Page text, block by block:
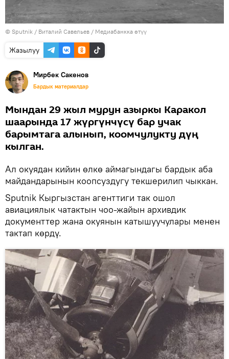
© Sputnik / Виталий Савельев / Медиабанкка өтүү
Жазылуу
Мирбек Сакенов
Бардык материалдар
Мындан 29 жыл мурун азыркы Каракол
шаарында 17 жүргүнчүсү бар учак
барымтага алынып, коомчулукту дүң
кылган.
Ал окуядан кийин өлкө аймагындагы бардык аба
майдандарынын коопсуздугу текшерилип чыккан.
Sputnik Кыргызстан агенттиги так ошол
авиациялык чатактын чоо-жайын архивдик
документтер жана окуянын катышуучулары менен
тактап көрдү.